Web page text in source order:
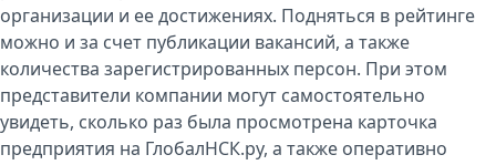
организации и ее достижениях. Подняться в рейтинге
можно и за счет публикации вакансий, а также
количества зарегистрированных персон. При этом
представители компании могут самостоятельно
увидеть, сколько раз была просмотрена карточка
предприятия на ГлобалНСК.ру, а также оперативно